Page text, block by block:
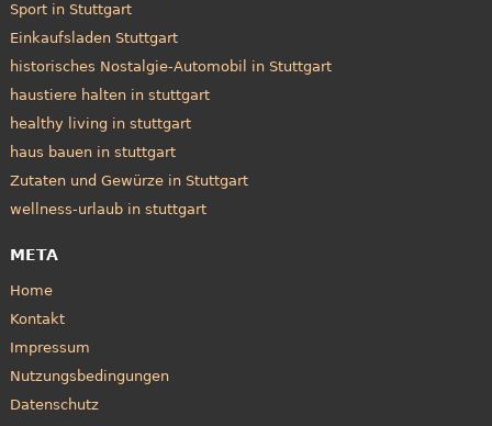
Sport in Stuttgart
Einkaufsladen Stuttgart
historisches Nostalgie-Automobil in Stuttgart
haustiere halten in stuttgart
healthy living in stuttgart
haus bauen in stuttgart
Zutaten und Gewürze in Stuttgart
wellness-urlaub in stuttgart
META
Home
Kontakt
Impressum
Nutzungsbedingungen
Datenschutz